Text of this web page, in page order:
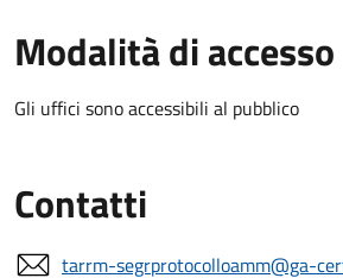
Modalità di accesso
Gli uffici sono accessibili al pubblico
Contatti
tarrm-segrprotocolloamm@ga-